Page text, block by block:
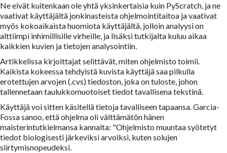
Ne eivät kuitenkaan ole yhtä yksinkertaisia kuin PyScratch, ja ne
vaativat käyttäjältä jonkinasteista ohjelmointitaitoa ja vaativat
myös kokoaikaista huomiota käyttäjältä, jolloin analyysi on
alttiimpi inhimillisille virheille, ja lisäksi tutkijalta kuluu aikaa
kaikkien kuvien ja tietojen analysointiin.
Artikkelissa kirjoittajat selittävät, miten ohjelmisto toimii.
Kaikista kokeessa tehdyistä kuvista käyttäjä saa pilkulla
erotettujen arvojen (.cvs) tiedoston, joka on tuloste, johon
tallennetaan taulukkomuotoiset tiedot tavallisena tekstinä.
Käyttäjä voi sitten käsitellä tietoja tavalliseen tapaansa. Garcia-
Fossa sanoo, että ohjelma oli välttämätön hänen
maisterintutkielmansa kannalta: "Ohjelmisto muuntaa syötetyt
tiedot biologisesti järkeviksi arvoiksi, kuten solujen
siirtymisnopeudeksi.